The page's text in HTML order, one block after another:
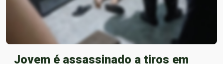
Jovem é assassinado a tiros em